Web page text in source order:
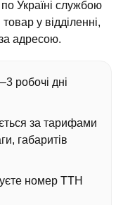
Україні службою
у відділенні,
адресою.
робочі дні
за тарифами
габаритів
номер ТТН